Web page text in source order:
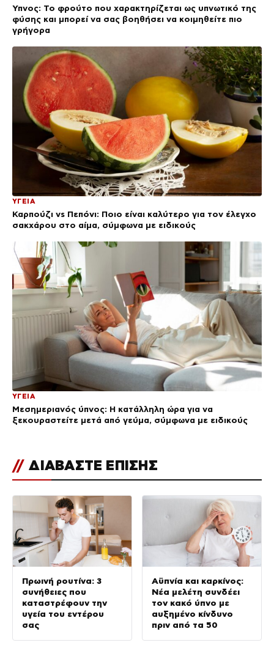
Ύπνος: Το φρούτο που χαρακτηρίζεται ως υπνωτικό της
φύσης και μπορεί να σας βοηθήσει να κοιμηθείτε πιο
γρήγορα
ΥΓΕΙΑ
Καρπούζι vs Πεπόνι: Ποιο είναι καλύτερο για τον έλεγχο
σακχάρου στο αίμα, σύμφωνα με ειδικούς
ΥΓΕΙΑ
Μεσημεριανός ύπνος: Η κατάλληλη ώρα για να
ξεκουραστείτε μετά από γεύμα, σύμφωνα με ειδικούς
// ΔΙΑΒΑΣΤΕ ΕΠΙΣΗΣ
Πρωινή ρουτίνα: 3
συνήθειες που
καταστρέφουν την
υγεία του εντέρου
σας
Αϋπνία και καρκίνος:
Νέα μελέτη συνδέει
τον κακό ύπνο με
αυξημένο κίνδυνο
πριν από τα 50